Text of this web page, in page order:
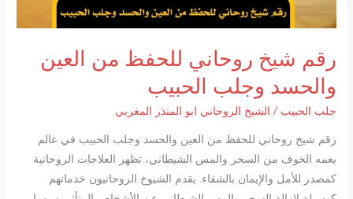
رقم شيخ روحاني للحفظ من العين
والحسد وجلب الحبيب
جلب الحبيب / الشيخ الروحاني ابو المنذر المغربي
رقم شيخ روحاني للحفظ من العين والحسد وجلب الحبيب في عالم
يعمه الخوف من السحر والمس الشيطاني، تظهر العلاجات الروحانية
كمصدر للأمل والإيمان بالشفاء. يقدم الشيوخ الروحانيون خدماتهم